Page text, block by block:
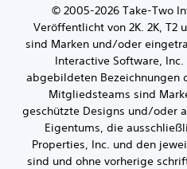
© 2005-2026 Take-Two
Veröffentlicht von 2K. 2K, T2
sind Marken und/oder
Interactive Software,
abgebildeten Bezeichnungen
Mitgliedsteams sind
geschützte Designs und/oder
Eigentums, die
Properties, Inc. und den
sind und ohne vorherige